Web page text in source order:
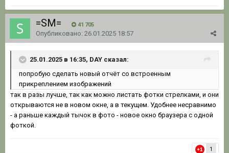
=SM= 41 705
Опубликовано: 26.01.2025 18:57
25.01.2025 в 16:35, DAY сказал:
попробую сделать новый отчёт со встроенным
прикреплением изображений
так в разы лучше, так как можно листать фотки стрелками, и они
открываются не в новом окне, а в текущем. Удобнее несравнимо
- а раньше каждый тычок в фото - новое окно браузера с одной
фоткой.
1